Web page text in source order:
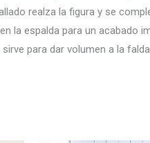
realza la figura y se
la espalda para un acabado
para dar volumen a la falda